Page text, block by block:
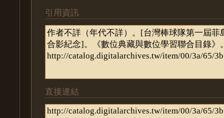
引用資訊
直接連結